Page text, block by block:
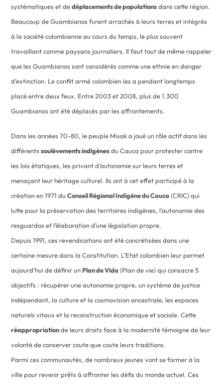
systématiques et dedéplacements de populationsdans cette région.
Beaucoup de Guambianos furent arrachés à leurs terres et intégrés
à la société colombienne au cours du temps, le plus souvent
travaillant comme paysans journaliers. Il faut tout de même rappeler
que les Guambianos sont considérés comme une ethnie en danger
d’extinction. Le conflit armé colombien les a pendant longtemps
placé entre deux feux. Entre 2003 et 2008, plus de 1.300
Guambianos ont été déplacés par les affrontements.
Dans les années 70-80, le peuple Misak a joué un rôle actif dans les
différentssoulèvements indigènesdu Cauca pour protester contre
les lois étatiques, les privant d’autonomie sur leurs terres et
menaçant leur héritage culturel. Ils ont à cet effet participé à la
création en 1971 duConseil Régional Indigène du Cauca (CRIC) qui
lutte pour la préservation des territoires indigènes, l’autonomie des
resguardos et l’élaboration d’une législation propre.
Depuis 1991, ces revendications ont été concrétisées dans une
certaine mesure dans la Constitution. L’Etat colombien leur permet
aujourd’hui de définir un Plan de Vida (Plan de vie) qui consacre 5
objectifs : récupérer une autonomie propre, un système de justice
indépendant, la culture et la cosmovision ancestrale, les espaces
naturels vitaux et la reconstruction économique et sociale. Cette
réappropriationde leurs droits face à la modernité témoigne de leur
volonté de conserver coute que coute leurs traditions.
Parmi ces communautés, de nombreux jeunes vont se former à la
ville pour revenir prêts à affronter les défis du monde actuel. Ces